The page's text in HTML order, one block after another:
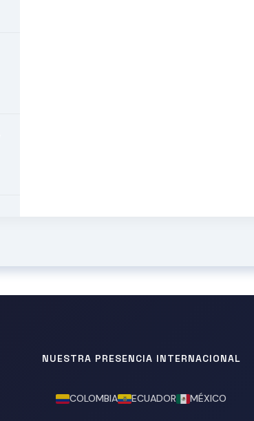
NUESTRA PRESENCIA INTERNACIONAL
COLOMBIA ECUADOR MÉXICO